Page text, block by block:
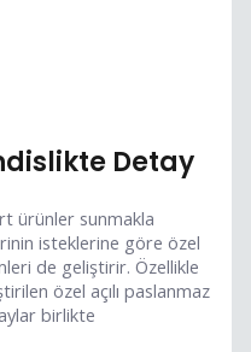
Detay
ürünler sunmakla
isteklerine göre özel
de geliştirir. Özellikle
özel açılı paslanmaz
birlikte